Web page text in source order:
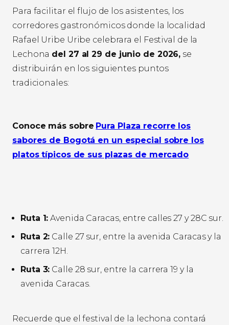
Para facilitar el flujo de los asistentes, los
corredores gastronómicos donde la localidad
Rafael Uribe Uribe celebrara el Festival de la
Lechona del 27 al 29 de junio de 2026, se
distribuirán en los siguientes puntos
tradicionales:
Conoce más sobre Pura Plaza recorre los
sabores de Bogotá en un especial sobre los
platos típicos de sus plazas de mercado
Ruta 1: Avenida Caracas, entre calles 27 y 28C sur.
Ruta 2: Calle 27 sur, entre la avenida Caracas y la
carrera 12H.
Ruta 3: Calle 28 sur, entre la carrera 19 y la
avenida Caracas.
Recuerde que el festival de la lechona contará